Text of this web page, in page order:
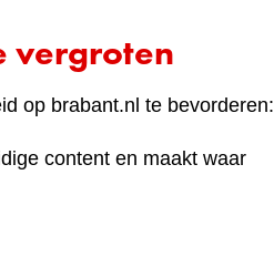
vergroten
op brabant.nl te bevorderen:
content en maakt waar